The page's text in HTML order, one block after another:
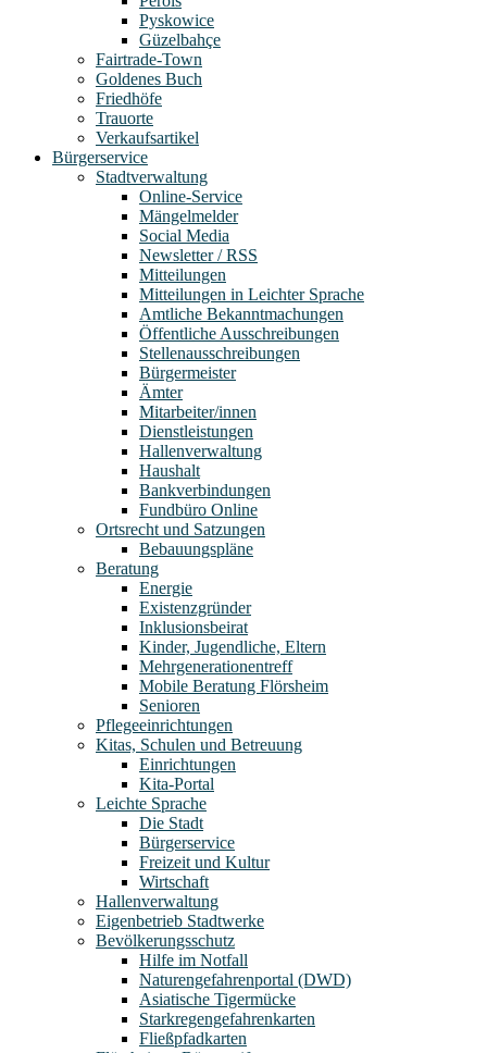
Pyskowice
Güzelbahçe
Fairtrade-Town
Goldenes Buch
Friedhöfe
Trauorte
Verkaufsartikel
Bürgerservice
Stadtverwaltung
Online-Service
Mängelmelder
Social Media
Newsletter / RSS
Mitteilungen
Mitteilungen in Leichter Sprache
Amtliche Bekanntmachungen
Öffentliche Ausschreibungen
Stellenausschreibungen
Bürgermeister
Ämter
Mitarbeiter/innen
Dienstleistungen
Hallenverwaltung
Haushalt
Bankverbindungen
Fundbüro Online
Ortsrecht und Satzungen
Bebauungspläne
Beratung
Energie
Existenzgründer
Inklusionsbeirat
Kinder, Jugendliche, Eltern
Mehrgenerationentreff
Mobile Beratung Flörsheim
Senioren
Pflegeeinrichtungen
Kitas, Schulen und Betreuung
Einrichtungen
Kita-Portal
Leichte Sprache
Die Stadt
Bürgerservice
Freizeit und Kultur
Wirtschaft
Hallenverwaltung
Eigenbetrieb Stadtwerke
Bevölkerungsschutz
Hilfe im Notfall
Naturengefahrenportal (DWD)
Asiatische Tigermücke
Starkregengefahrenkarten
Fließpfadkarten